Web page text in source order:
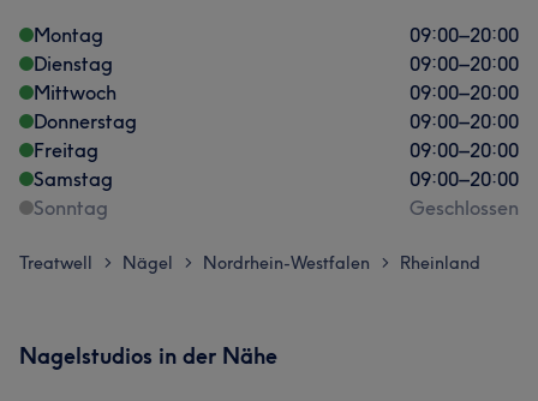
Montag
09:00–20:00
Dienstag
09:00–20:00
Mittwoch
09:00–20:00
Donnerstag
09:00–20:00
Freitag
09:00–20:00
Samstag
09:00–20:00
Sonntag
Geschlossen
Treatwell > Nägel > Nordrhein-Westfalen > Rheinland
Nagelstudios in der Nähe